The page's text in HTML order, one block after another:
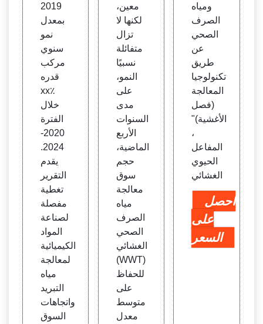
2019
بمعدل
نمو
سنوي
مركب
قدره
xx٪
خلال
الفترة
2020-
2024.
يقدم
التقرير
تغطية
مفصلة
لصناعة
المواد
الكيميائية
لمعالجة
مياه
التبريد
واتجاهات
السوق
معين،
لكنها لا
تزال
متفائلة
نسبيًا
النمو،
على
مدى
السنوات
الأربع
الماضية،
حجم
سوق
معالجة
مياه
الصرف
الصحي
الغشائي
(WWT)
للحفاظ
على
متوسط
معدل
ومياه
الصرف
الصحي
عن
طريق
تكنولوجيا
المعالجة
(فصل
الأغشية)"
،
المفاعل
الحيوي
الغشائي
احصل
على
السعر